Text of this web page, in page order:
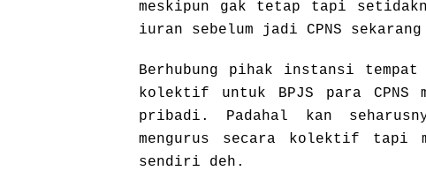
meskipun gak tetap tapi
iuran sebelum jadi CPNS
Berhubung pihak instansi
kolektif untuk BPJS para CPNS
pribadi. Padahal kan
mengurus secara kolektif tapi
sendiri deh.